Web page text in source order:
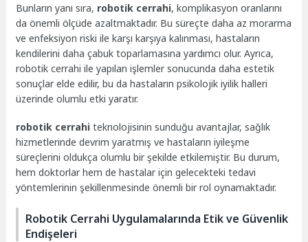
Bunların yanı sıra, robotik cerrahi, komplikasyon oranlarını
da önemli ölçüde azaltmaktadır. Bu süreçte daha az morarma
ve enfeksiyon riski ile karşı karşıya kalınması, hastaların
kendilerini daha çabuk toparlamasına yardımcı olur. Ayrıca,
robotik cerrahi ile yapılan işlemler sonucunda daha estetik
sonuçlar elde edilir, bu da hastaların psikolojik iyilik halleri
üzerinde olumlu etki yaratır.
robotik cerrahi teknolojisinin sunduğu avantajlar, sağlık
hizmetlerinde devrim yaratmış ve hastaların iyileşme
süreçlerini oldukça olumlu bir şekilde etkilemiştir. Bu durum,
hem doktorlar hem de hastalar için gelecekteki tedavi
yöntemlerinin şekillenmesinde önemli bir rol oynamaktadır.
Robotik Cerrahi Uygulamalarında Etik ve Güvenlik
Endişeleri